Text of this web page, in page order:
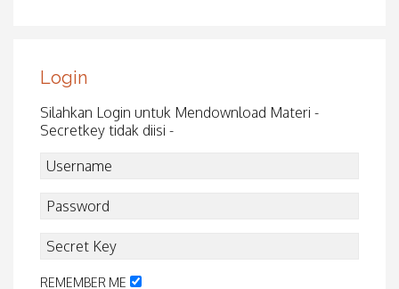
Login
Silahkan Login untuk Mendownload Materi -
Secretkey tidak diisi -
REMEMBER ME